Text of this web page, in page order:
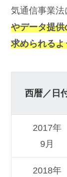
気通信事業
やデータ提
求められる
西暦／日
2017年
9月
2018年